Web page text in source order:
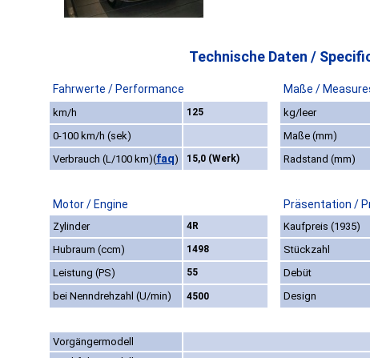
Technische Daten /
Fahrwerte / Performance Maße /
km/h 125 kg/leer
0-100 km/h (sek) Maße (mm)
Verbrauch (L/100 km)(faq) 15,0 (Werk) Radstand (mm)
Motor / Engine Präsentation /
Zylinder 4R Kaufpreis (1935)
Hubraum (ccm) 1498 Stückzahl
Leistung (PS) 55
Debüt
bei Nenndrehzahl (U/min)
4500 Design
Vorgängermodell